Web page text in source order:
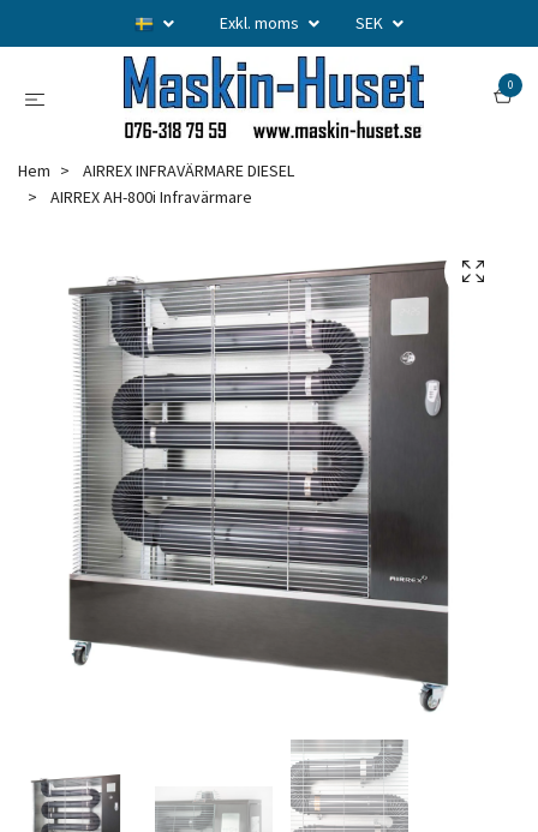
Exkl. moms SEK
0
Hem
AIRREX INFRAVÄRMARE DIESEL
AIRREX AH-800i Infravärmare